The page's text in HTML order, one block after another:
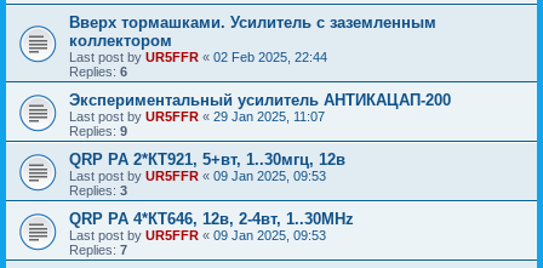
Вверх тормашками. Усилитель с заземленным
коллектором
Last post by UR5FFR « 02 Feb 2025, 22:44
Replies: 6
Экспериментальный усилитель АНТИКАЦАП-200
Last post by UR5FFR « 29 Jan 2025, 11:07
Replies: 9
QRP PA 2*КТ921, 5+вт, 1..30мгц, 12в
Last post by UR5FFR « 09 Jan 2025, 09:53
Replies: 3
QRP PA 4*КТ646, 12в, 2-4вт, 1..30MHz
Last post by UR5FFR « 09 Jan 2025, 09:53
Replies: 7